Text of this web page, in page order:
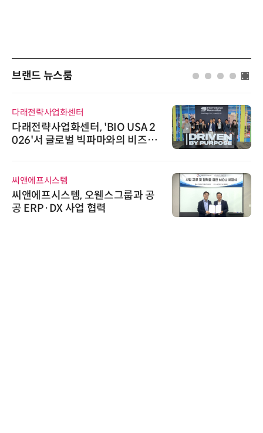
브랜드 뉴스룸
AIPD
“특허분석도 AI와 함께”…IP산업
'AX' 시대 본격화, 지식재산처 1호
한국태양유전
태양유전, '안전·환경 보고서 202
6' 발간…2030년 SBT 수준 온실